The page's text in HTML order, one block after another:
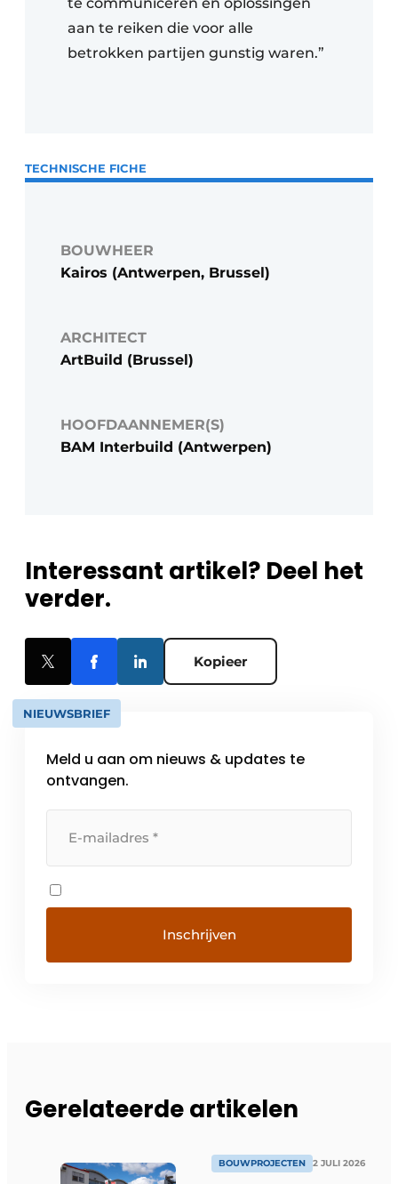
aan te reiken die voor alle
betrokken partijen gunstig waren.”
TECHNISCHE FICHE
BOUWHEER
Kairos (Antwerpen, Brussel)
ARCHITECT
ArtBuild (Brussel)
HOOFDAANNEMER(S)
BAM Interbuild (Antwerpen)
Interessant artikel? Deel het
verder.
Kopieer
NIEUWSBRIEF
Meld u aan om nieuws & updates te
ontvangen.
Gerelateerde artikelen
BOUWPROJECTEN 2 JULI 2026